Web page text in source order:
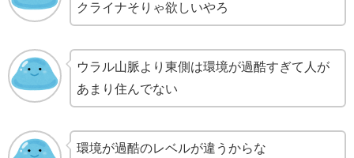
クライナそりゃ欲しいやろ
ウラル山脈より東側は環境が過酷すぎて人が
あまり住んでない
環境が過酷のレベルが違うからな